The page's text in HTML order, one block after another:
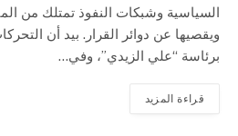
السياسية وشبكات النفوذ تمتلك من
ويقصيها عن دوائر القرار. بيد أن
برئاسة “علي الزيدي”، وفي…
قراءة المزيد